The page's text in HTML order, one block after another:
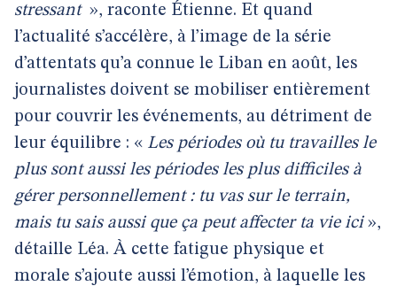
stressant », raconte Étienne. Et quand
l’actualité s’accélère, à l’image de la série
d’attentats qu’a connue le Liban en août, les
journalistes doivent se mobiliser entièrement
pour couvrir les événements, au détriment de
leur équilibre : « Les périodes où tu travailles le
plus sont aussi les périodes les plus difficiles à
gérer personnellement : tu vas sur le terrain,
mais tu sais aussi que ça peut affecter ta vie ici»,
détaille Léa. À cette fatigue physique et
morale s’ajoute aussi l’émotion, à laquelle les